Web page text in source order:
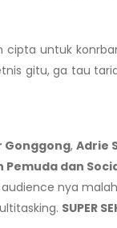
cipta untuk
gitu, ga tau
Gonggong, Adrie
Pemuda dan
nya
SUPER